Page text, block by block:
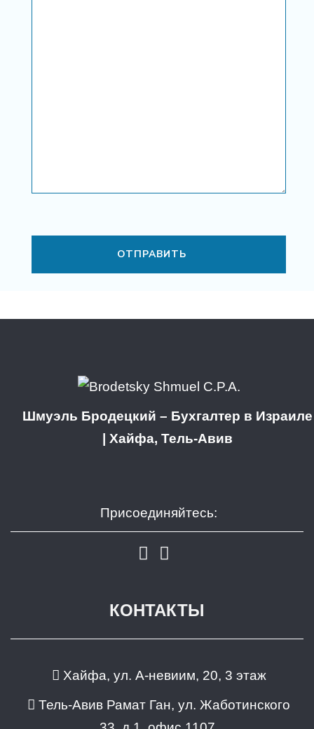
Шмуэль Бродецкий – Бухгалтер в Израиле
| Хайфа, Тель-Авив
Присоединяйтесь:
КОНТАКТЫ
Хайфа, ул. А-невиим, 20, 3 этаж
Тель-Авив Рамат Ган, ул. Жаботинского